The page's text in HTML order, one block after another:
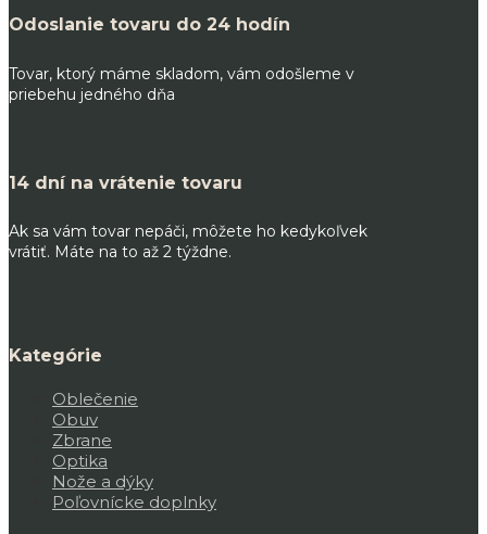
Odoslanie tovaru do 24 hodín
Tovar, ktorý máme skladom, vám odošleme v
priebehu jedného dňa
14 dní na vrátenie tovaru
Ak sa vám tovar nepáči, môžete ho kedykoľvek
vrátiť. Máte na to až 2 týždne.
Kategórie
Oblečenie
Obuv
Zbrane
Optika
Nože a dýky
Poľovnícke doplnky